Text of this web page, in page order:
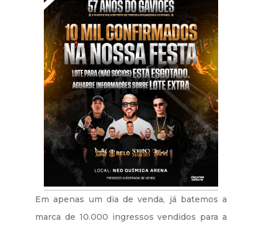
Em apenas um dia de venda, já batemos a
marca de 10.000 ingressos vendidos para a